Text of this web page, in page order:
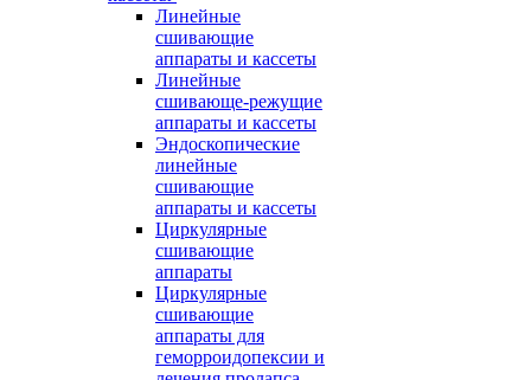
Линейные
сшивающие
аппараты и кассеты
Линейные
сшивающе-режущие
аппараты и кассеты
Эндоскопические
линейные
сшивающие
аппараты и кассеты
Циркулярные
сшивающие
аппараты
Циркулярные
сшивающие
аппараты для
геморроидопексии и